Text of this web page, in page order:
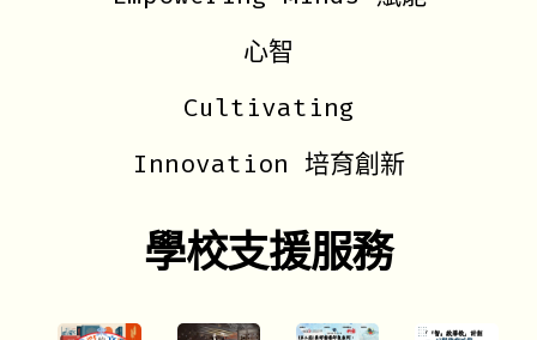
心智
Cultivating
Innovation 培育創新
學校支援服務